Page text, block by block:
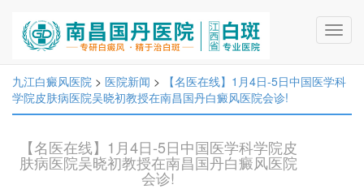
九江白癜风医院 > 医院新闻 >
【名医在线】1月4日-5日中国医学科
学院皮肤病医院吴晓初教授在南昌国丹白癜风医院会诊!
【名医在线】1月4日-5日中国医学科学院皮
肤病医院吴晓初教授在南昌国丹白癜风医院
会诊!